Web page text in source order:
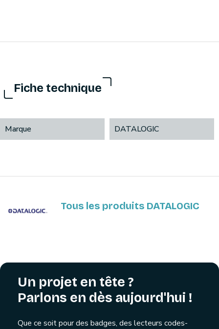
Fiche technique
Marque DATALOGIC
Tous les produits DATALOGIC
Un projet en tête ?
Parlons en dès aujourd'hui !
Que ce soit pour des badges, des lecteurs codes-